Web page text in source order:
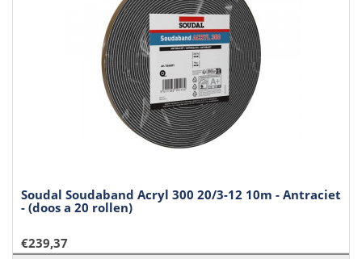
Soudal Soudaband Acryl 300 20/3-12 10m - Antraciet
- (doos a 20 rollen)
€239,37